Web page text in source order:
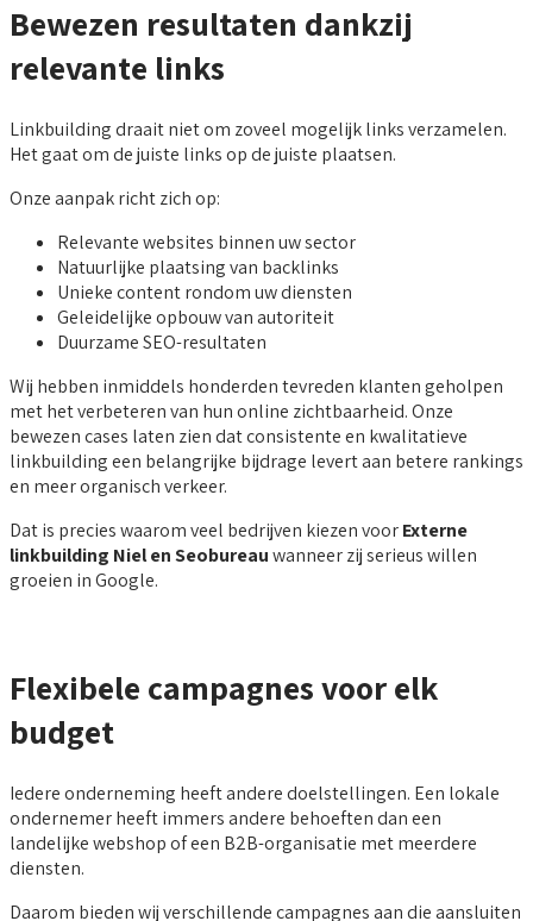
Bewezen resultaten dankzij
relevante links
Linkbuilding draait niet om zoveel mogelijk links verzamelen.
Het gaat om de juiste links op de juiste plaatsen.
Onze aanpak richt zich op:
Relevante websites binnen uw sector
Natuurlijke plaatsing van backlinks
Unieke content rondom uw diensten
Geleidelijke opbouw van autoriteit
Duurzame SEO-resultaten
Wij hebben inmiddels honderden tevreden klanten geholpen
met het verbeteren van hun online zichtbaarheid. Onze
bewezen cases laten zien dat consistente en kwalitatieve
linkbuilding een belangrijke bijdrage levert aan betere rankings
en meer organisch verkeer.
Dat is precies waarom veel bedrijven kiezen voorExterne
linkbuilding Niel en Seobureauwanneer zij serieus willen
groeien in Google.
Flexibele campagnes voor elk
budget
Iedere onderneming heeft andere doelstellingen. Een lokale
ondernemer heeft immers andere behoeften dan een
landelijke webshop of een B2B-organisatie met meerdere
diensten.
Daarom bieden wij verschillende campagnes aan die aansluiten